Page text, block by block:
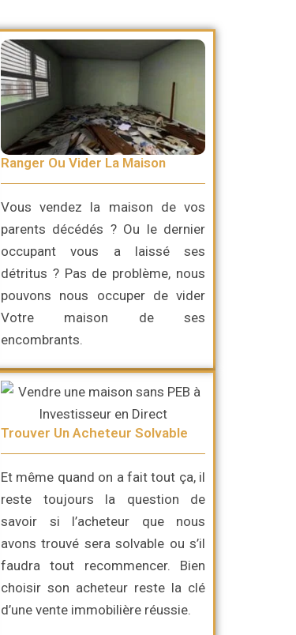
Ranger Ou Vider La Maison
Vous vendez la maison de vos
parents décédés ? Ou le dernier
occupant vous a laissé ses
détritus ? Pas de problème, nous
pouvons nous occuper de vider
Votre maison de ses
encombrants.
Trouver Un Acheteur Solvable
Et même quand on a fait tout ça, il
reste toujours la question de
savoir si l’acheteur que nous
avons trouvé sera solvable ou s’il
faudra tout recommencer. Bien
choisir son acheteur reste la clé
d’une vente immobilière réussie.